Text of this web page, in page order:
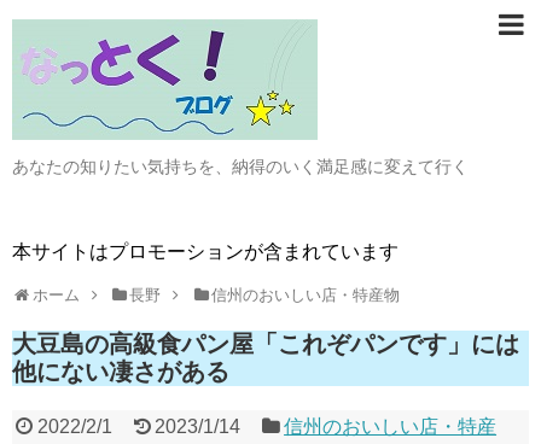
あなたの知りたい気持ちを、納得のいく満足感に変えて行く
本サイトはプロモーションが含まれています
ホーム 長野 信州のおいしい店・特産物
大豆島の高級食パン屋「これぞパンです」には
他にない凄さがある
2022/2/1 2023/1/14
信州のおいしい店・特産